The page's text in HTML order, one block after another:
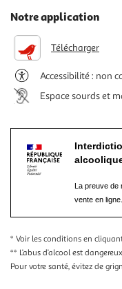
Notre application
Télécharger
Accessibilité : non
Espace sourds et
La preuve de
vente en ligne.
* Voir les conditions en
** L’abus d’alcool est
Pour votre santé, évitez de